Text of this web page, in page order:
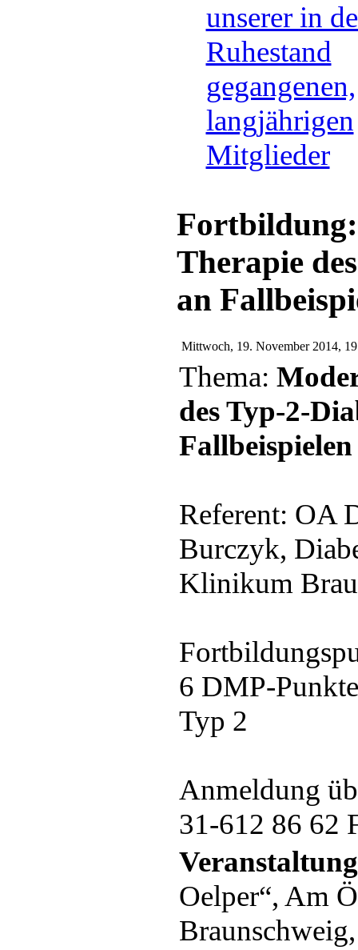
unserer in
Ruhestand
gegangenen,
langjährigen
Mitglieder
Therapie
an
Mittwoch, 19. November 2014,
Thema:
des Typ-2-
Fallbeispielen
Referent: OA
Burczyk,
Klinikum
6 DMP-
Typ 2
Anmeldung
31-612 86 62
Oelper“, Am